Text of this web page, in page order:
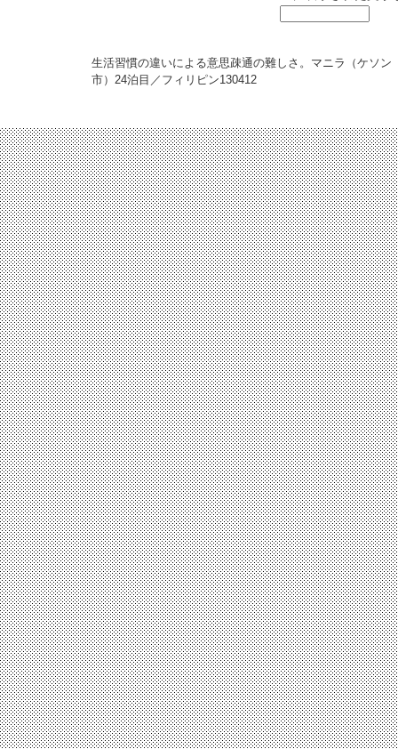
生活習慣の違いによる意思疎通の難しさ。マニラ（ケソン
市）24泊目／フィリピン130412